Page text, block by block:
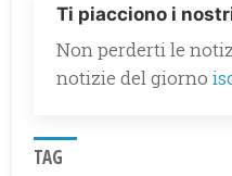
Ti piacciono i
Non perderti le
notizie del giorno
TAG